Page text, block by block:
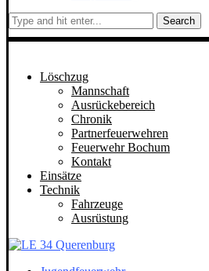
Search
Löschzug
Mannschaft
Ausrückebereich
Chronik
Partnerfeuerwehren
Feuerwehr Bochum
Kontakt
Einsätze
Technik
Fahrzeuge
Ausrüstung